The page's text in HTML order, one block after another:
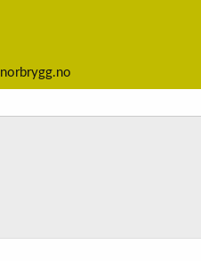
norbrygg.no